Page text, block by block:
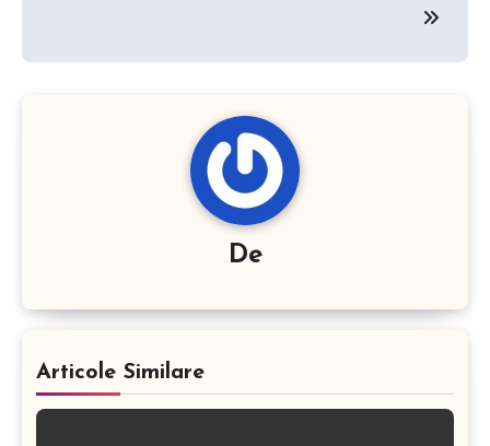
De
Articole Similare